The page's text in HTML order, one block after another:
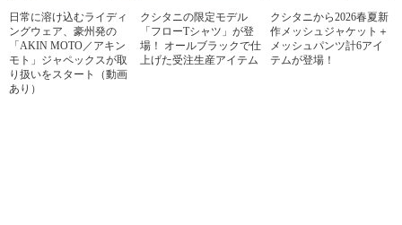
日常に溶け込むライディ
ングウェア、豪州発の
「AKIN MOTO／アキン
モト」ジャペックスが取
り扱いをスタート（動画
あり）
クシタニの限定モデル
「フローTシャツ」が登
場！ オールブラックで仕
上げた受注生産アイテム
クシタニから2026春夏新
作メッシュジャケット＋
メッシュパンツ計6アイ
テムが登場！